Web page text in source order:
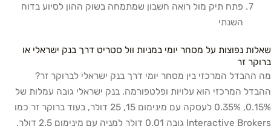
פתח תיק מול רואה חשבון שמתמחה בשוק ההון לסיוע בדוח
השנתי
שאלות נפוצות על מסחר יומי במניות וול סטריט דרך בנק ישראלי או
ברוקר זר
מה ההבדל המרכזי בין מסחר יומי דרך בנק ישראלי לברוקר זר?
ההבדל המרכזי הוא עלויות ופלטפורמה. בנק ישראלי גובה עמלות של
0.15%, 0.35% לעסקה עם מינימום 15, 25 דולר, בעוד ברוקר זר כמו
Interactive Brokers גובה 0.01 דולר למניה עם מינימום 2.5 דולר.